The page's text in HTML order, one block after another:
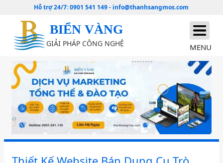
Hỗ trợ 24/7:0901 541 149- info@thanhsangmos.com
BIỂN VÀNG
GIẢI PHÁP CÔNG NGHỆ MENU